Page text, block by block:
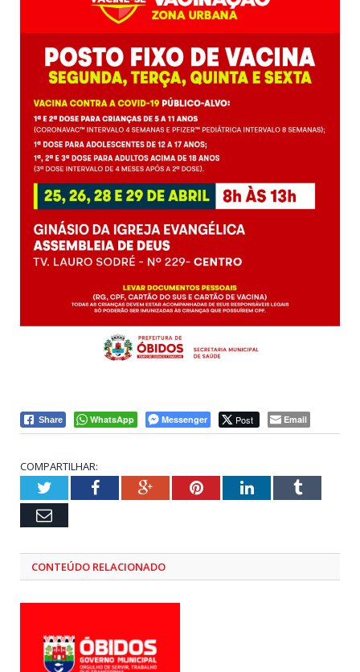
Share WhatsApp Messenger Post Email
COMPARTILHAR:
TwitterFacebookGoogle+PinterestLinkedInTumblr
Email
CONTEÚDO RELACIONADO